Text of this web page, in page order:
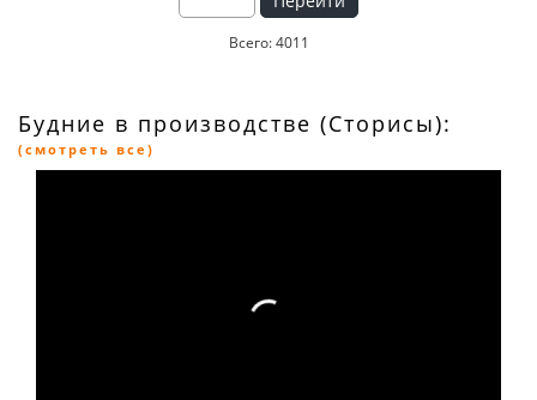
Всего: 4011
Будние в производстве (Сторисы):
(смотреть все)